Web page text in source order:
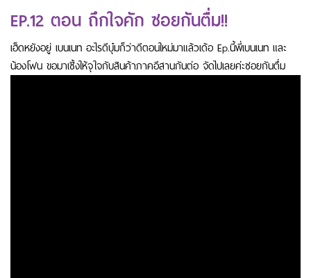
EP.12 ตอน ถึกใจคัก ซอยกันตื่ม!!
เฮ็ดหยังอยู่ เบนเนท อะไรดีบุ๋มก็ว่าดีตอนใหม่มาแล้วเด้อ Ep.นี้พี่เบนเนท และ
น้องโฟน ขอมาเซิ้งให้จุใจกับสินค้าภาคอีสานกันต่อ จัดไปเลยค่ะซอยกันตื่ม